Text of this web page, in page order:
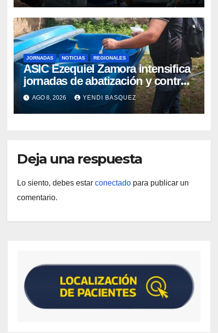
JORNADAS NOTICIAS REGIONALES
ASIC Ezequiel Zamora intensifica
jornadas de abatización y control
de vectores en comunidades del
Guárico
AGO 8, 2026 YENDI BASQUEZ
Deja una respuesta
Lo siento, debes estar conectado para publicar un
comentario.